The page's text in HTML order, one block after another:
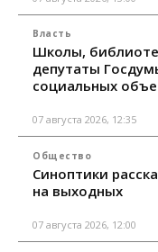
Власть
Школы,
депутаты
социальных
07 августа 2026, 12:35
Общество
Синоптики
на выходных
07 августа 2026, 12:00